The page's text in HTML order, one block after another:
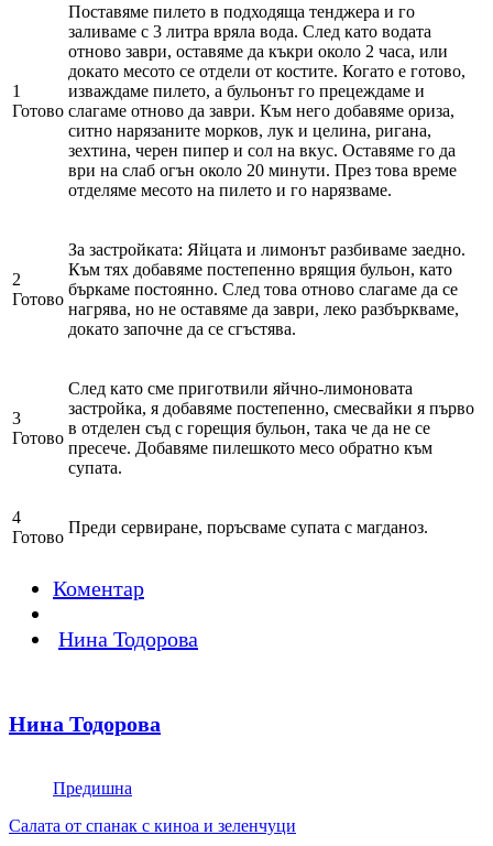
1
Готово
Поставяме пилето в подходяща тенджера и го
заливаме с 3 литра вряла вода. След като водата
отново заври, оставяме да къкри около 2 часа, или
докато месото се отдели от костите. Когато е готово,
изваждаме пилето, а бульонът го прецеждаме и
слагаме отново да заври. Към него добавяме ориза,
ситно нарязаните морков, лук и целина, ригана,
зехтина, черен пипер и сол на вкус. Оставяме го да
ври на слаб огън около 20 минути. През това време
отделяме месото на пилето и го нарязваме.
2
Готово
За застройката: Яйцата и лимонът разбиваме заедно.
Към тях добавяме постепенно врящия бульон, като
бъркаме постоянно. След това отново слагаме да се
нагрява, но не оставяме да заври, леко разбъркваме,
докато започне да се сгъстява.
3
Готово
След като сме приготвили яйчно-лимоновата
застройка, я добавяме постепенно, смесвайки я първо
в отделен съд с горещия бульон, така че да не се
пресече. Добавяме пилешкото месо обратно към
супата.
4
Готово
Преди сервиране, поръсваме супата с магданоз.
Коментар
Нина Тодорова
Нина Тодорова
Предишна
Салата от спанак с киноа и зеленчуци